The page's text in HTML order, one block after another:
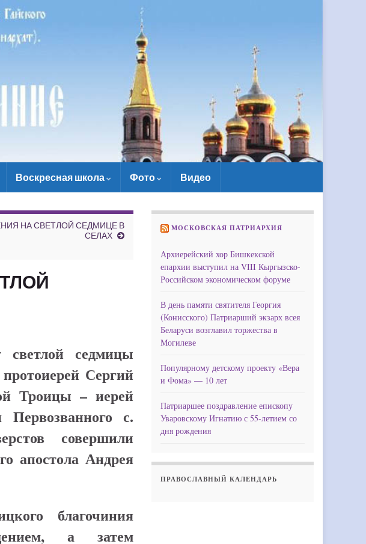
Воскресная школа Фото Видео
НА СВЕТЛОЙ СЕДМИЦЕ В
СЕЛАХ
седмицы
Сергий
Троицы – иерей
с.
совершили
апостола Андрея
благочиния
а затем
МОСКОВСКАЯ ПАТРИАРХИЯ
Архиерейский хор Бишкекской
епархии выступил на VIII Кыргызско-
Российском экономическом форуме
В день памяти святителя Георгия
(Конисского) Патриарший экзарх всея
Беларуси возглавил торжества в
Могилеве
Популярному детскому проекту «Вера
и Фома» — 10 лет
Патриаршее поздравление епископу
Уваровскому Игнатию с 55-летием со
дня рождения
ПРАВОСЛАВНЫЙ КАЛЕНДАРЬ